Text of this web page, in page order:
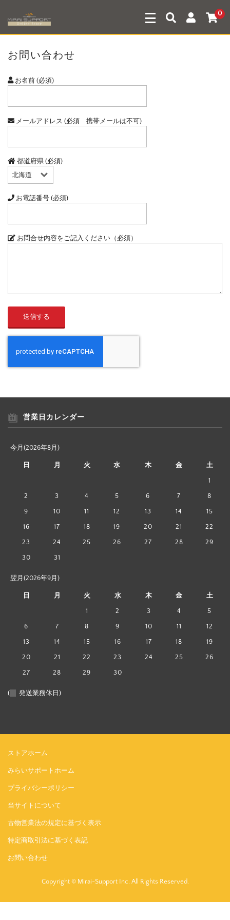
0
お問い合わせ
お名前 (必須)
メールアドレス (必須 携帯メールは不可)
都道府県 (必須)
お電話番号 (必須)
お問合せ内容をご記入ください（必須）
営業日カレンダー
今月(2026年8月)
日 月 火 水 木 金 土
1
2 3 4 5 6 7 8
9 10 11 12 13 14 15
16 17 18 19 20 21 22
23 24 25 26 27 28 29
30 31
翌月(2026年9月)
日 月 火 水 木 金 土
1 2 3 4 5
6 7 8 9 10 11 12
13 14 15 16 17 18 19
20 21 22 23 24 25 26
27 28 29 30
( 発送業務休日)
ストアホーム
みらいサポートホーム
プライバシーポリシー
当サイトについて
古物営業法の規定に基づく表示
特定商取引法に基づく表記
お問い合わせ
Copyright © Mirai-Support Inc. All Rights Reserved.